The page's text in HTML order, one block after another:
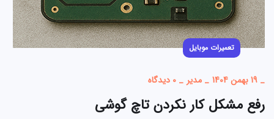
تعمیرات موبایل
_ 19 بهمن 1404 _ مدیر _ 0 دیدگاه
رفع مشکل کار نکردن تاچ گوشی